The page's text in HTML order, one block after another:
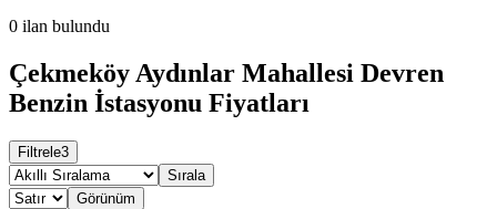
0 ilan bulundu
Çekmeköy Aydınlar Mahallesi Devren
Benzin İstasyonu Fiyatları
Filtrele3
Sırala
Görünüm